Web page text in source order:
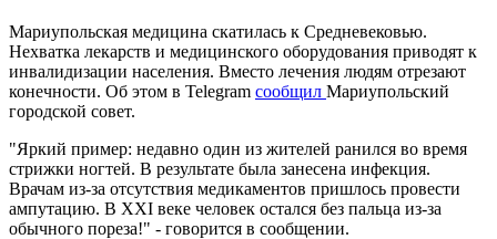
Мариупольская медицина скатилась к Средневековью.
Нехватка лекарств и медицинского оборудования приводят к
инвалидизации населения. Вместо лечения людям отрезают
конечности. Об этом в Telegram сообщил Мариупольский
городской совет.
"Яркий пример: недавно один из жителей ранился во время
стрижки ногтей. В результате была занесена инфекция.
Врачам из-за отсутствия медикаментов пришлось провести
ампутацию. В XXI веке человек остался без пальца из-за
обычного пореза!" - говорится в сообщении.